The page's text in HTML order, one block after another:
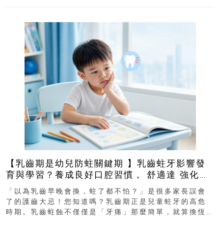
【乳齒期是幼兒防蛀關鍵期 】乳齒蛀牙影響發
育與學習？養成良好口腔習慣， 舒適達 強化琺
瑯質 兒童牙膏防護指南
「以為乳齒早晚會換，蛀了都不怕？」是很多家長誤會
了的護齒大忌！您知道嗎？乳齒期正是兒童蛀牙的高危
時期。乳齒蛀蝕不僅僅是「牙痛」那麼簡單，就算換恆